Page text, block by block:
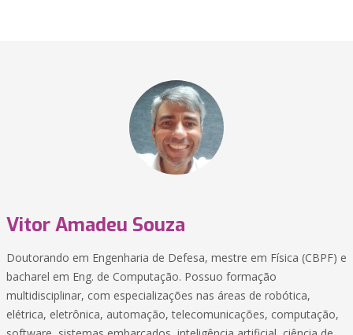
Vitor Amadeu Souza
Doutorando em Engenharia de Defesa, mestre em Física (CBPF) e
bacharel em Eng. de Computação. Possuo formação
multidisciplinar, com especializações nas áreas de robótica,
elétrica, eletrônica, automação, telecomunicações, computação,